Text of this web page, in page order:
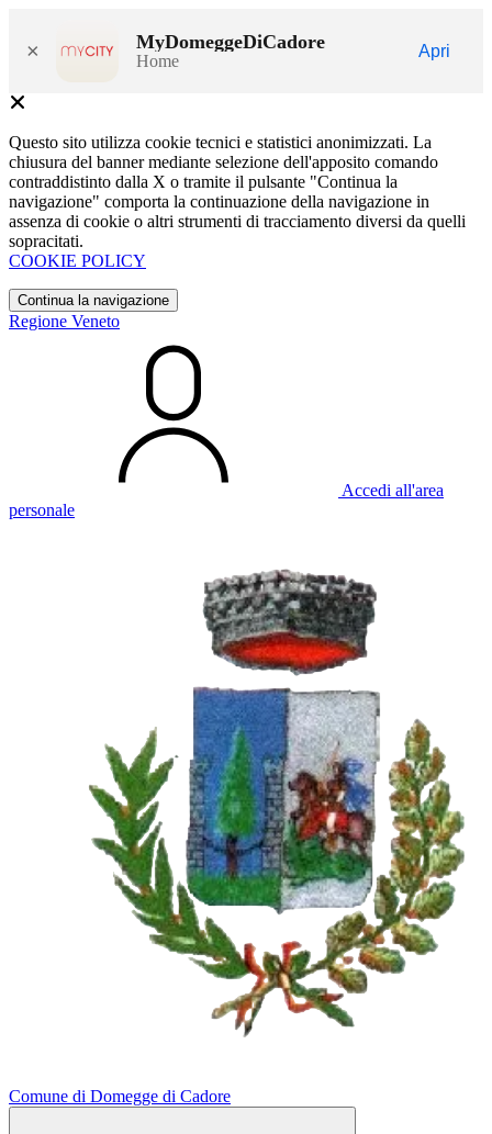
× MyDomeggeDiCadore
Home
Apri
Questo sito utilizza cookie tecnici e statistici anonimizzati. La
chiusura del banner mediante selezione dell'apposito comando
contraddistinto dalla X o tramite il pulsante "Continua la
navigazione" comporta la continuazione della navigazione in
assenza di cookie o altri strumenti di tracciamento diversi da quelli
sopracitati.
COOKIE POLICY
Continua la navigazione
Regione Veneto
Accedi all'area
personale
Comune di Domegge di Cadore